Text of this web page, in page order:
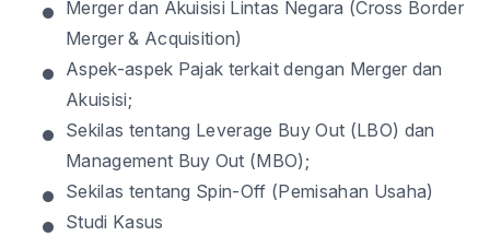
• Merger dan Akuisisi Lintas Negara (Cross Border
Merger & Acquisition)
• Aspek-aspek Pajak terkait dengan Merger dan
Akuisisi;
• Sekilas tentang Leverage Buy Out (LBO) dan
Management Buy Out (MBO);
• Sekilas tentang Spin-Off (Pemisahan Usaha)
• Studi Kasus